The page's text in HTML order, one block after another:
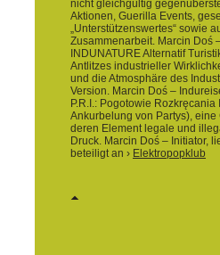
nicht gleichgültig
Aktionen, Guerilla Events,
„Unterstützenswertes“ sowie
Zusammenarbeit. Marcin Doś
INDUNATURE Alternatif
Antlitzes industrieller
und die Atmosphäre des
Version. Marcin Doś –
P.R.I.: Pogotowie
Ankurbelung von Partys),
deren Element legale und
Druck. Marcin Doś – Initiator,
beteiligt an › Elektropopklub